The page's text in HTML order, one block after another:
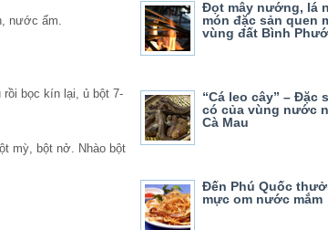
nước ấm.
rồi bọc kín lại, ủ bột 7-
mỳ, bột nở. Nhào bột
Đọt mây nướng, lá
món đặc sản quen
vùng đất Bình
“Cá leo cây” – Đặc
có của vùng nước
Cà Mau
Đến Phú Quốc
mực om nước mắm